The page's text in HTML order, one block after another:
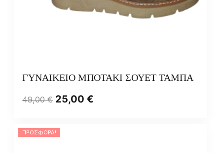
ΓΥΝΑΙΚΕΙΟ ΜΠΟΤΑΚΙ ΣΟΥΕΤ ΤΑΜΠΑ
49,00€ 25,00 €
ΠΡΟΣΦΟΡΆ!